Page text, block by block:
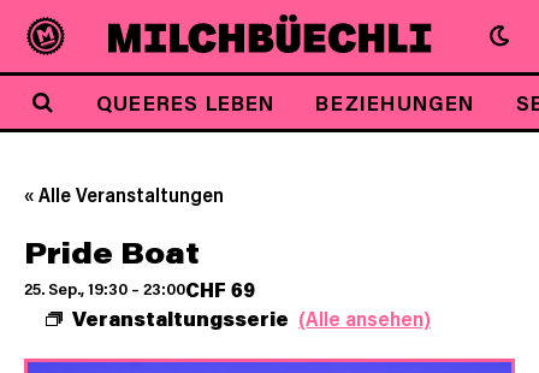
QUEERES LEBEN BEZIEHUNGEN
« Alle Veranstaltungen
Pride Boat
25. Sep., 19:30 – 23:00
Veranstaltungsserie (Alle ansehen)
CHF 69